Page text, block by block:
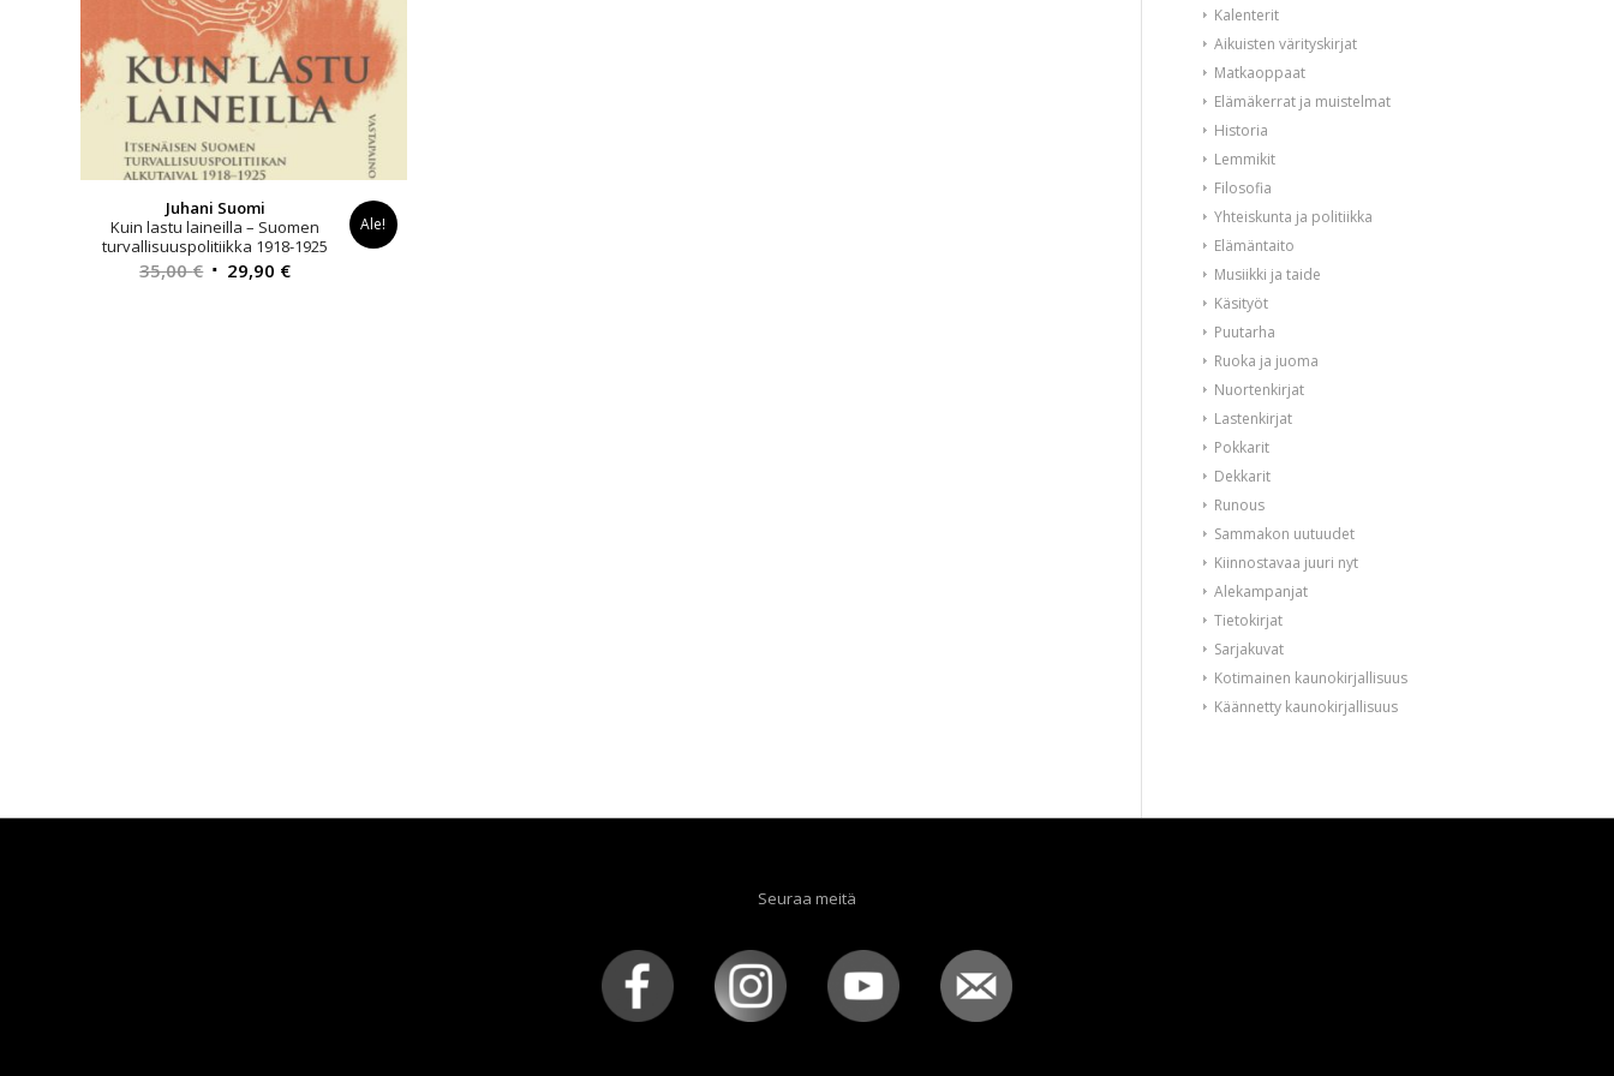
Juhani Suomi
Kuin lastu laineilla – Suomen
turvallisuuspolitiikka 1918-1925
35,00€ Alkuperäinen
29,90 €Nykyinen
Ale!
Kalenterit
Aikuisten värityskirjat
Matkaoppaat
Elämäkerrat ja muistelmat
Historia
Lemmikit
Filosofia
Yhteiskunta ja politiikka
Elämäntaito
Musiikki ja taide
Käsityöt
Puutarha
Ruoka ja juoma
Nuortenkirjat
Lastenkirjat
Pokkarit
Dekkarit
Runous
Sammakon uutuudet
Kiinnostavaa juuri nyt
Alekampanjat
Tietokirjat
Sarjakuvat
Kotimainen kaunokirjallisuus
Käännetty kaunokirjallisuus
Seuraa meitä